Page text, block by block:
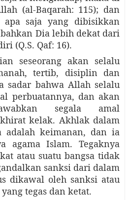
(al-Baqarah: 115); dan
apa saja yang dibisikkan
Dia lebih dekat dari
(Q.S. Qaf: 16).
seseorang akan selalu
tertib, disiplin dan
sadar bahwa Allah selalu
perbuatannya, dan akan
segala amal
kelak. Akhlak dalam
adalah keimanan, dan ia
agama Islam. Tegaknya
atau suatu bangsa tidak
sanksi dari dalam
dikawal oleh sanksi atau
tegas dan ketat.